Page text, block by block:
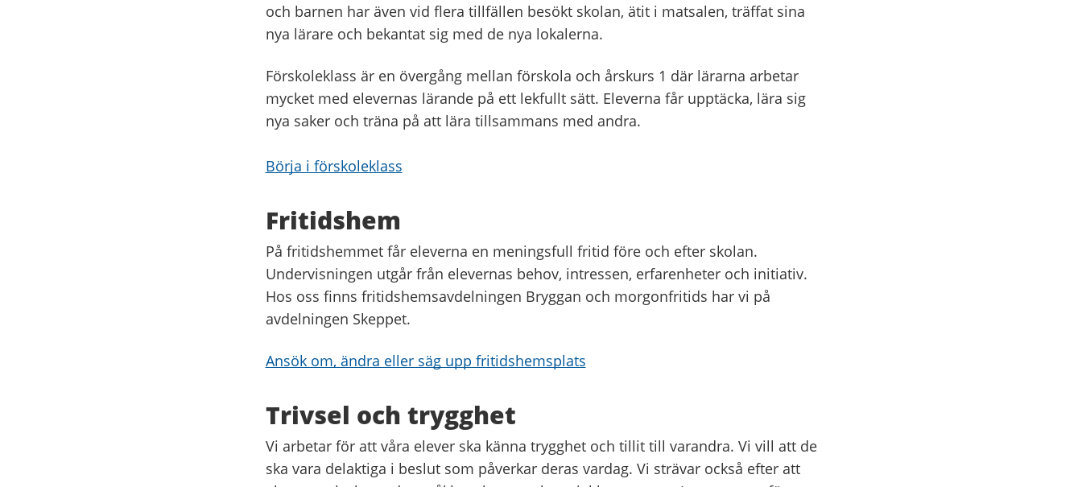
och barnen har även vid flera tillfällen besökt skolan, ätit i matsalen, träffat sina
nya lärare och bekantat sig med de nya lokalerna.
Förskoleklass är en övergång mellan förskola och årskurs 1 där lärarna arbetar
mycket med elevernas lärande på ett lekfullt sätt. Eleverna får upptäcka, lära sig
nya saker och träna på att lära tillsammans med andra.
Börja i förskoleklass
Fritidshem
På fritidshemmet får eleverna en meningsfull fritid före och efter skolan.
Undervisningen utgår från elevernas behov, intressen, erfarenheter och initiativ.
Hos oss finns fritidshemsavdelningen Bryggan och morgonfritids har vi på
avdelningen Skeppet.
Ansök om, ändra eller säg upp fritidshemsplats
Trivsel och trygghet
Vi arbetar för att våra elever ska känna trygghet och tillit till varandra. Vi vill att de
ska vara delaktiga i beslut som påverkar deras vardag. Vi strävar också efter att